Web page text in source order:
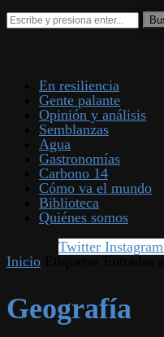
En resiliencia
Gente palante
Opinión y análisis
Semblanzas
Agua
Gastronomías
Carbono 14
Cómo va el mundo
Biblioteca
Quiénes somos
Twitter Instagram
Inicio
Geografía